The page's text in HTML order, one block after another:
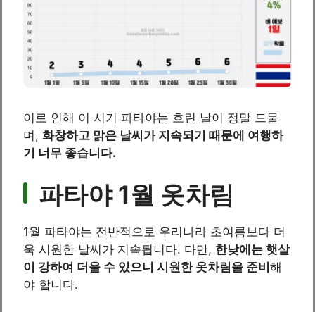
이로 인해 이 시기 파타야는 흐린 날이 정말 드물
며, 화창하고 맑은 날씨가 지속되기 때문에 여행하
기 너무 좋습니다.
파타야 1월 옷차림
1월 파타야는 전반적으로 우리나라 초여름보다 더
욱 시원한 날씨가 지속됩니다. 다만, 한낮에는 햇살
이 강하여 더울 수 있으니 시원한 옷차림을 준비 해
야 합니다.